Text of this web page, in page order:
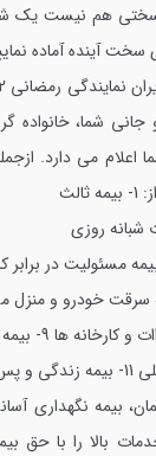
سختی هم نیست یک
سخت آینده آماده
شما، خانواده
اعلام می دارد.
11- بیمه زندگی و پس انداز
بالا را با حق